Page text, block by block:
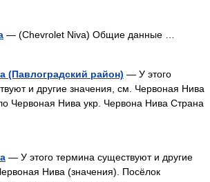
— (Chevrolet Niva) Общие данные …
(Павлоградский район) — У этого
и другие значения, см. Червоная Нива
Червоная Нива укр. Червона Нива Страна
— У этого термина существуют и другие
Нива (значения). Посёлок